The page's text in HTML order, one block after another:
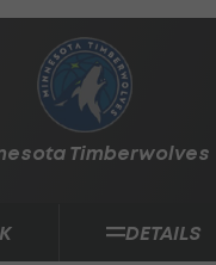
Timberwolves
DETAILS